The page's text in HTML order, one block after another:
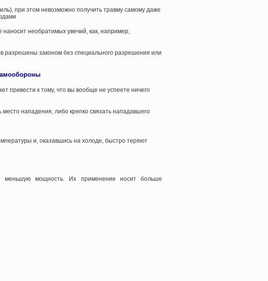
при этом невозможно получить травму самому даже
необратимых увечий, как, например,
разрешены законом без специального разрешения или
привести к тому, что вы вообще не успеете ничего
нападения, либо крепко связать нападавшего
и, оказавшись на холоде, быстро теряют
меньшую мощность. Их применение носит больше